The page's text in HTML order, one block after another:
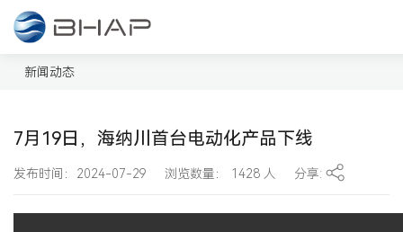
新闻动态
了解汽车核心零部件最新研发动态
新闻动态
7月19日，海纳川首台电动化产品下线
发布时间：2024-07-29 浏览数量： 1428 人 分享: